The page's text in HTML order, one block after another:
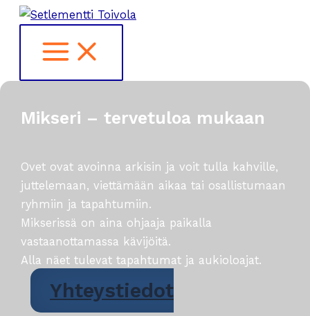
Siirry
Mikseri – tervetuloa mukaan
Ovet ovat avoinna arkisin ja voit tulla kahville,
juttelemaan, viettämään aikaa tai osallistumaan
ryhmiin ja tapahtumiin.
Mikserissä on aina ohjaaja paikalla
vastaanottamassa kävijöitä.
Alla näet tulevat tapahtumat ja aukioloajat.
Yhteystiedot